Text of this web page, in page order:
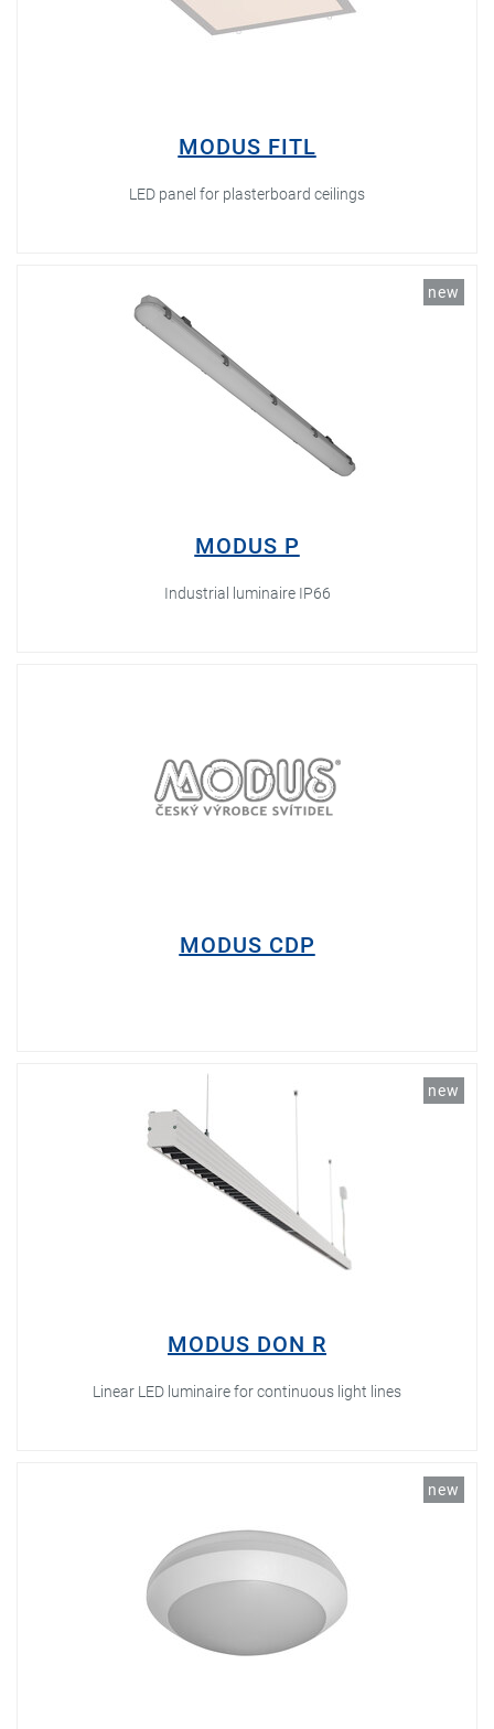
MODUS FITL
LED panel for plasterboard ceilings
new
MODUS P
Industrial luminaire IP66
MODUS CDP
new
MODUS DON R
Linear LED luminaire for continuous light lines
new